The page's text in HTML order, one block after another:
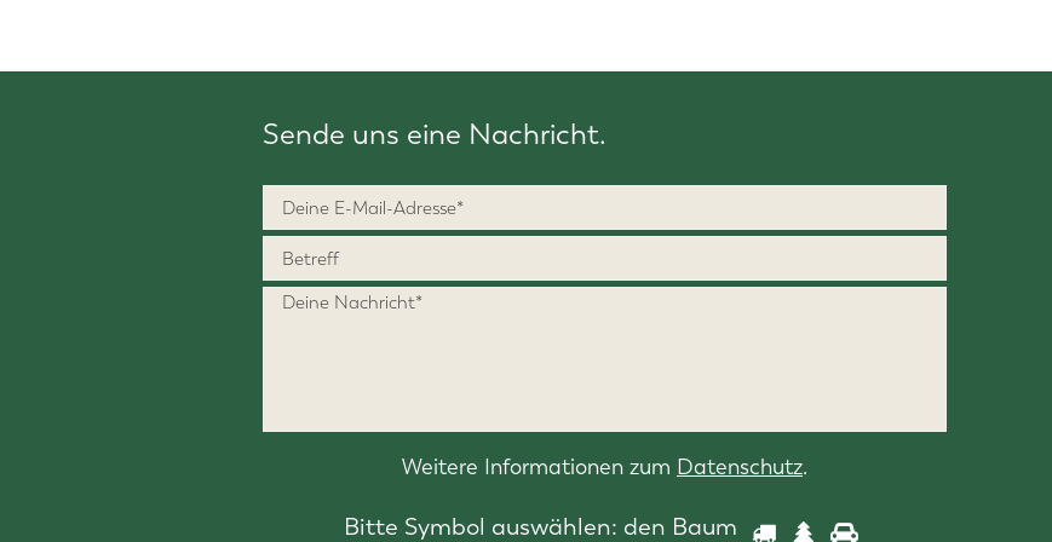
Sende uns eine Nachricht.
Weitere Informationen zum Datenschutz.
Bitte Symbol auswählen: den Baum